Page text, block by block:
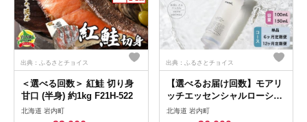
出典：ふるさとチョイス
＜選べる回数＞ 紅鮭 切り身
甘口 (半身) 約1kg F21H-522
北海道 岩内町
出典：ふるさとチョイス
【選べるお届け回数】モアリ
ッチエッセンシャルローショ
ン 100ml 【015-a004/015-
北海道 岩内町